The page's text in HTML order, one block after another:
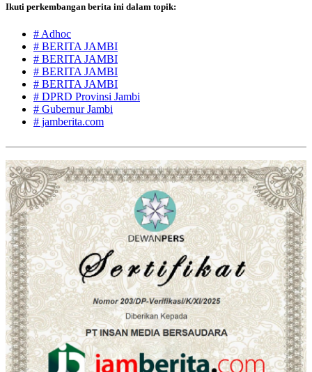
Ikuti perkembangan berita ini dalam topik:
# Adhoc
# BERITA JAMBI
# BERITA JAMBI
# BERITA JAMBI
# BERITA JAMBI
# DPRD Provinsi Jambi
# Gubernur Jambi
# jamberita.com